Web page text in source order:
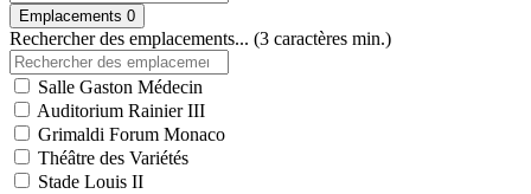
Emplacements 0
Rechercher des emplacements... (3 caractères min.)
Salle Gaston Médecin
Auditorium Rainier III
Grimaldi Forum Monaco
Théâtre des Variétés
Stade Louis II